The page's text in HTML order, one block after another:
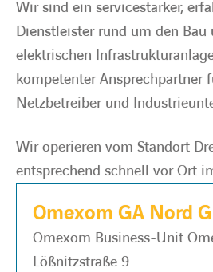
BARRIEREFREIHEIT
Wir sind ein servicestarker,
Dienstleister rund um den Bau
elektrischen
kompetenter Ansprechpartner
Netzbetreiber und
Wir operieren vom Standort
entsprechend schnell vor Ort
Omexom GA Nord
Omexom Business-Unit
Lößnitzstraße 9